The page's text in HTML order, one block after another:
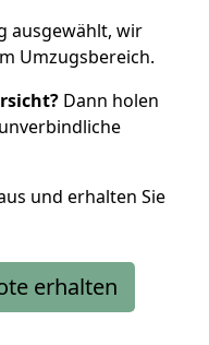
ausgewählt, wir
Umzugsbereich.
Dann holen
und erhalten Sie
erhalten